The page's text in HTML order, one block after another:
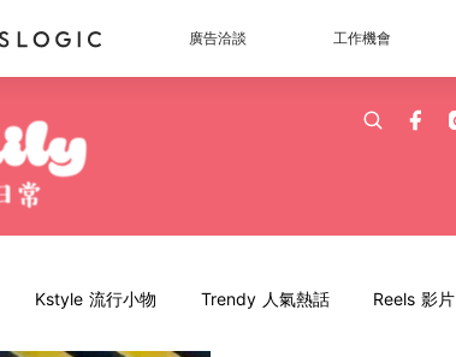
廣告洽談 工作機會
Kstyle 流行小物 Trendy 人氣熱話 Reels 影片